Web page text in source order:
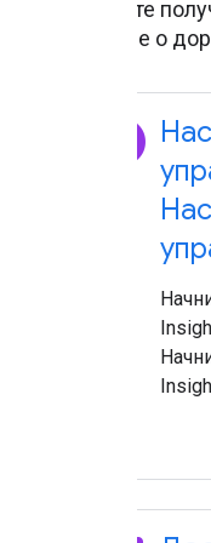
Начните
данные о
explore